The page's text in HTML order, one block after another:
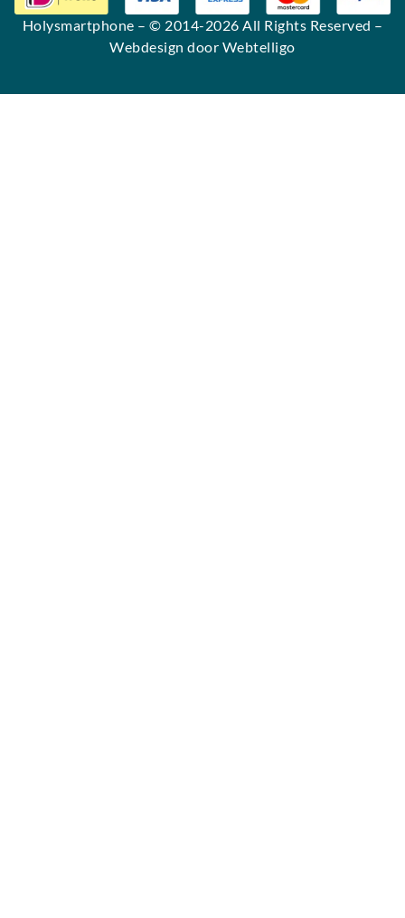
Holysmartphone – © 2014-2026 All Rights Reserved –
Webdesign door Webtelligo